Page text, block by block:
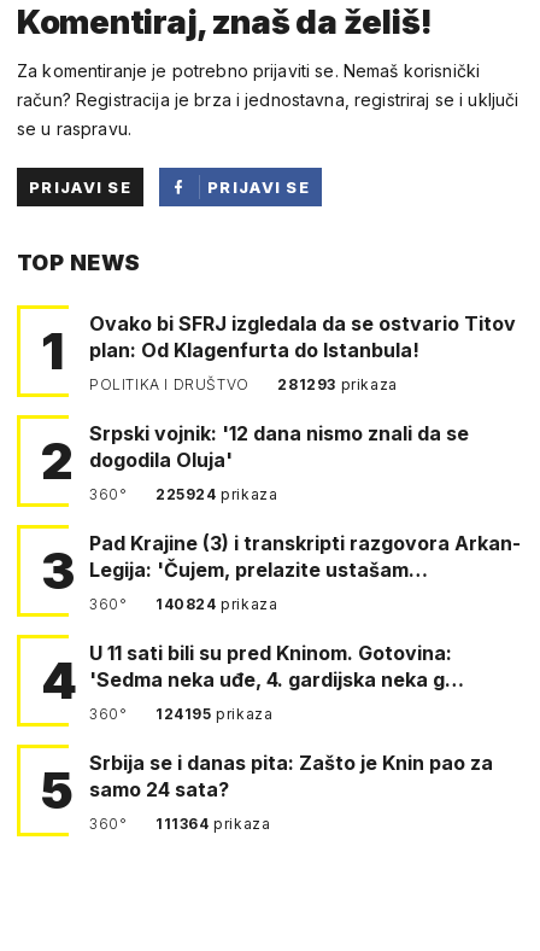
Komentiraj, znaš da želiš!
Za komentiranje je potrebno prijaviti se. Nemaš korisnički
račun? Registracija je brza i jednostavna, registriraj se i uključi
se u raspravu.
PRIJAVI SE
PRIJAVI SE
TOP NEWS
1
Ovako bi SFRJ izgledala da se ostvario Titov
plan: Od Klagenfurta do Istanbula!
POLITIKA I DRUŠTVO 281293 prikaza
2
Srpski vojnik: '12 dana nismo znali da se
dogodila Oluja'
360° 225924prikaza
3
Pad Krajine (3) i transkripti razgovora Arkan-
Legija: 'Čujem, prelazite ustašam…
360° 140824prikaza
4 U 11 sati bili su pred Kninom. Gotovina:
'Sedma neka uđe, 4. gardijska neka g…
360° 124195prikaza
5
Srbija se i danas pita: Zašto je Knin pao za
samo 24 sata?
360° 111364prikaza